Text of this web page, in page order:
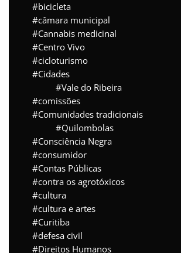
bicicleta
câmara municipal
Cannabis medicinal
Centro Vivo
cicloturismo
Cidades
Vale do Ribeira
comissões
Comunidades tradicionais
Quilombolas
Consciência Negra
consumidor
Contas Públicas
contra os agrotóxicos
cultura
cultura e artes
Curitiba
defesa civil
Direitos Humanos